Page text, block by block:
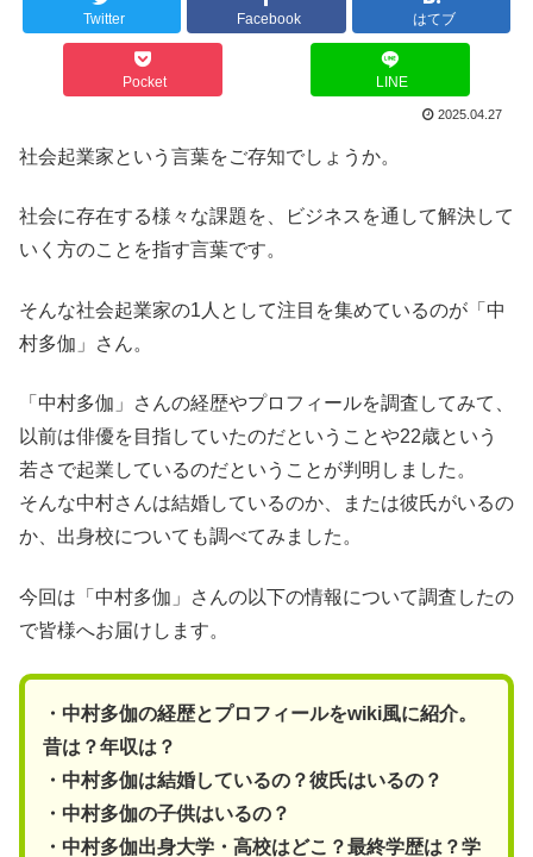
Twitter Facebook はてブ
Pocket LINE
2025.04.27
社会起業家という言葉をご存知でしょうか。
社会に存在する様々な課題を、ビジネスを通して解決して
いく方のことを指す言葉です。
そんな社会起業家の1人として注目を集めているのが「中
村多伽」さん。
「中村多伽」さんの経歴やプロフィールを調査してみて、
以前は俳優を目指していたのだということや22歳という
若さで起業しているのだということが判明しました。
そんな中村さんは結婚しているのか、または彼氏がいるの
か、出身校についても調べてみました。
今回は「中村多伽」さんの以下の情報について調査したの
で皆様へお届けします。
・中村多伽の経歴とプロフィールをwiki風に紹介。
昔は？年収は？
・中村多伽は結婚しているの？彼氏はいるの？
・中村多伽の子供はいるの？
・中村多伽出身大学・高校はどこ？最終学歴は？学